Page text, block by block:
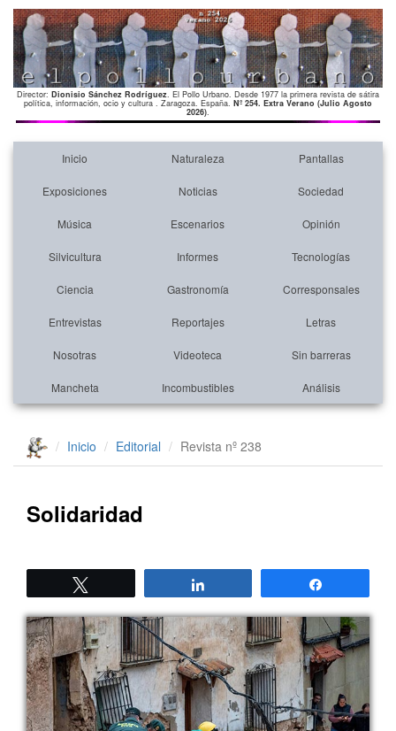
Director: Dionisio Sánchez Rodríguez. El Pollo Urbano. Desde 1977 la primera revista de sátira
política, información, ocio y cultura . Zaragoza. España. Nº 254. Extra Verano (Julio Agosto
2026).
Inicio Naturaleza Pantallas
Exposiciones Noticias Sociedad
Música Escenarios Opinión
Silvicultura Informes Tecnologías
Ciencia Gastronomía Corresponsales
Entrevistas Reportajes Letras
Nosotras Videoteca Sin barreras
Mancheta Incombustibles Análisis
Inicio Editorial Revista nº 238
Solidaridad